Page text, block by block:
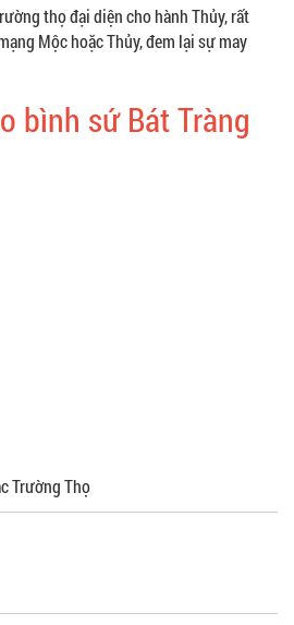
thọ đại diện cho hành Thủy, rất
Mộc hoặc Thủy, đem lại sự may
bình sứ Bát Tràng
Trường Thọ